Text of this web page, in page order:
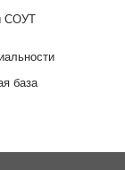
СОУТ
база